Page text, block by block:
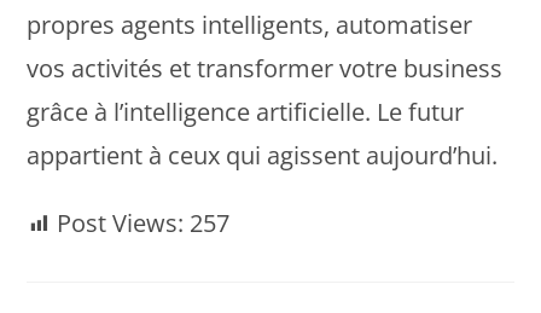
propres agents intelligents, automatiser
vos activités et transformer votre business
grâce à l’intelligence artificielle. Le futur
appartient à ceux qui agissent aujourd’hui.
Post Views: 257